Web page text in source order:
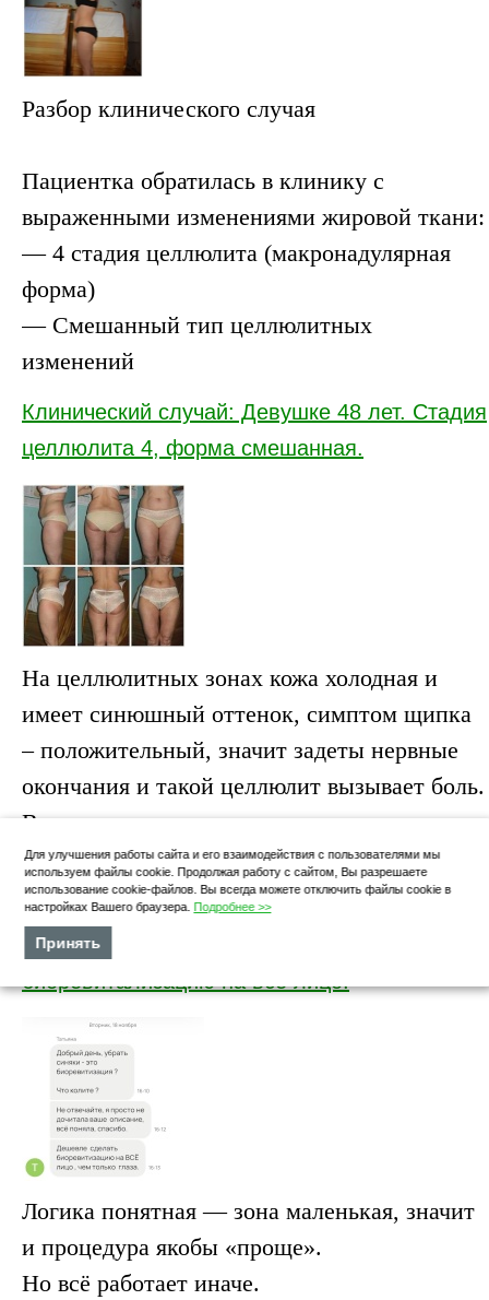
Разбор клинического случая
Пациентка обратилась в клинику с
выраженными изменениями жировой ткани:
— 4 стадия целлюлита (макронадулярная
форма)
— Смешанный тип целлюлитных
изменений
Клинический случай: Девушке 48 лет. Стадия
целлюлита 4, форма смешанная.
На целлюлитных зонах кожа холодная и
имеет синюшный оттенок, симптом щипка
– положительный, значит задеты нервные
окончания и такой целлюлит вызывает боль.
В этом случае нужна липосакция.
Почему убрать синяки под глазами
препаратом ELDERMAFILL Lumi Eyes стоит
не дешевле, чем, например, выполнить
биоревитализацию на всё лицо.
Логика понятная — зона маленькая, значит
и процедура якобы «проще».
Но всё работает иначе.
Для улучшения работы сайта и его взаимодействия с пользователями мы
используем файлы cookie. Продолжая работу с сайтом, Вы разрешаете
использование cookie-файлов. Вы всегда можете отключить файлы cookie в
настройках Вашего браузера. Подробнее >>
Принять